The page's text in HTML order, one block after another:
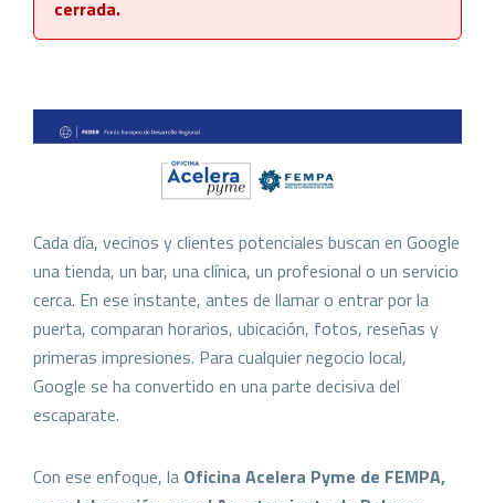
cerrada.
Cada día, vecinos y clientes potenciales buscan en Google
una tienda, un bar, una clínica, un profesional o un servicio
cerca. En ese instante, antes de llamar o entrar por la
puerta, comparan horarios, ubicación, fotos, reseñas y
primeras impresiones. Para cualquier negocio local,
Google se ha convertido en una parte decisiva del
escaparate.
Con ese enfoque, la Oficina Acelera Pyme de FEMPA,